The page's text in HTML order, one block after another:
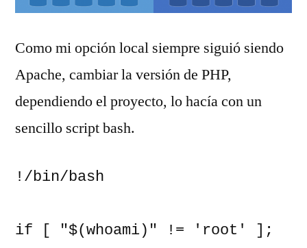
Como mi opción local siempre siguió siendo
Apache, cambiar la versión de PHP,
dependiendo el proyecto, lo hacía con un
sencillo script bash.
!/bin/bash
if [ "$(whoami)" != 'root' ];